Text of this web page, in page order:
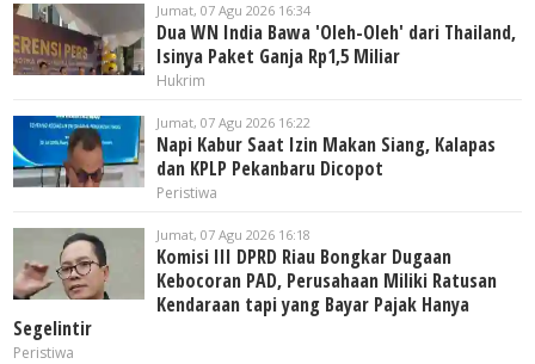
Jumat, 07 Agu 2026 16:34
Dua WN India Bawa 'Oleh-Oleh' dari Thailand,
Isinya Paket Ganja Rp1,5 Miliar
Hukrim
Jumat, 07 Agu 2026 16:22
Napi Kabur Saat Izin Makan Siang, Kalapas
dan KPLP Pekanbaru Dicopot
Peristiwa
Jumat, 07 Agu 2026 16:18
Komisi III DPRD Riau Bongkar Dugaan
Kebocoran PAD, Perusahaan Miliki Ratusan
Kendaraan tapi yang Bayar Pajak Hanya
Segelintir
Peristiwa